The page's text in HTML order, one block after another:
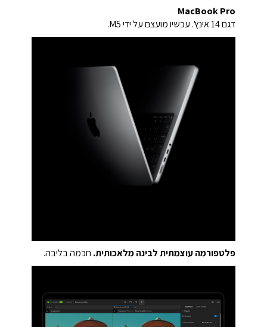
MacBook Pro
דגם 14 אינץ'. עכשיו מועצם על ידי M5.
פלטפורמה עוצמתית לבינה מלאכותית. חכמה בליבה.